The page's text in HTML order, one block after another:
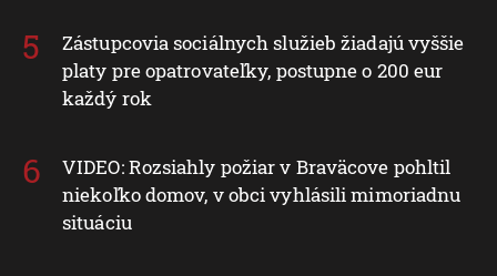
Zástupcovia sociálnych služieb žiadajú vyššie
platy pre opatrovateľky, postupne o 200 eur
každý rok
VIDEO: Rozsiahly požiar v Braväcove pohltil
niekoľko domov, v obci vyhlásili mimoriadnu
situáciu